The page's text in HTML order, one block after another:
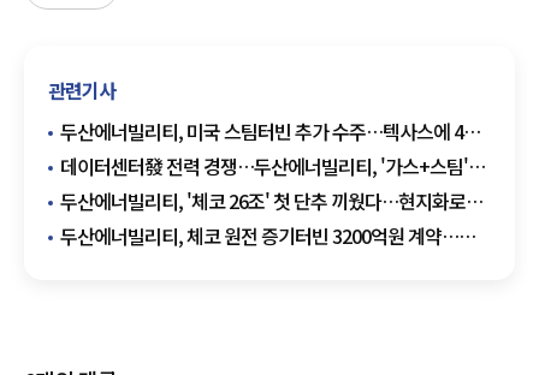
관련기사
두산에너빌리티, 미국 스팀터빈 추가 수주…텍사스에 4기
공급
데이터센터發 전력 경쟁…두산에너빌리티, '가스+스팀'
발전 패키지 승부수
두산에너빌리티, '체코 26조' 첫 단추 끼웠다…현지화로
유럽 원전 승부수
두산에너빌리티, 체코 원전 증기터빈 3200억원 계약…